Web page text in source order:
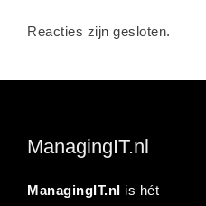
Reacties zijn gesloten.
ManagingIT.nl
ManagingIT.nl is hét